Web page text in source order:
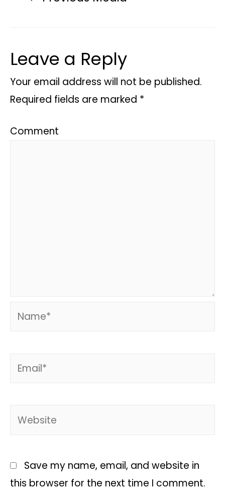
Leave a Reply
Your email address will not be published.
Required fields are marked *
Comment
Save my name, email, and website in
this browser for the next time I comment.